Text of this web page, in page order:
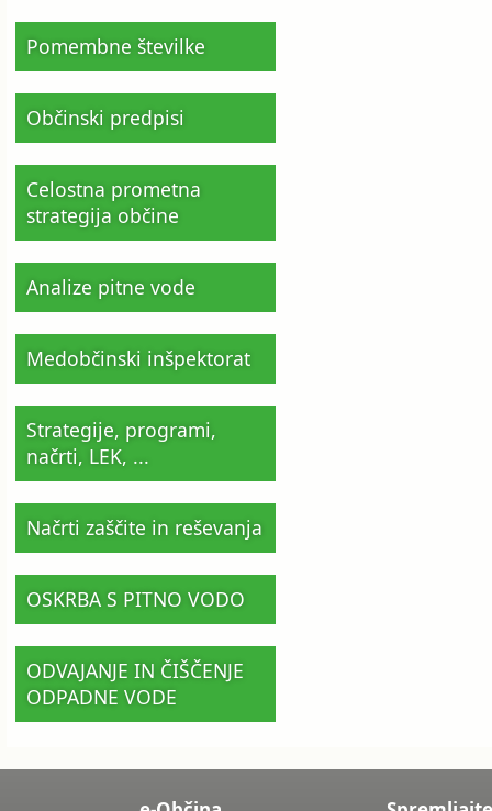
Pomembne številke
Občinski predpisi
Celostna prometna
strategija občine
Analize pitne vode
Medobčinski inšpektorat
Strategije, programi,
načrti, LEK, ...
Načrti zaščite in reševanja
OSKRBA S PITNO VODO
ODVAJANJE IN ČIŠČENJE
ODPADNE VODE